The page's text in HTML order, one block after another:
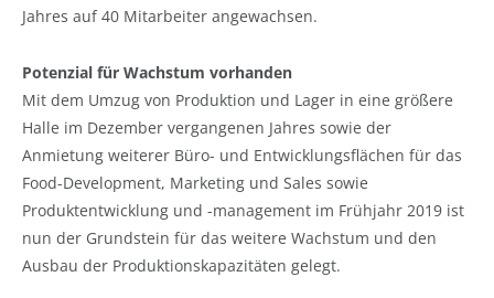
Jahres auf 40 Mitarbeiter angewachsen.
Potenzial für Wachstum vorhanden
Mit dem Umzug von Produktion und Lager in eine größere
Halle im Dezember vergangenen Jahres sowie der
Anmietung weiterer Büro- und Entwicklungsflächen für das
Food-Development, Marketing und Sales sowie
Produktentwicklung und -management im Frühjahr 2019 ist
nun der Grundstein für das weitere Wachstum und den
Ausbau der Produktionskapazitäten gelegt.